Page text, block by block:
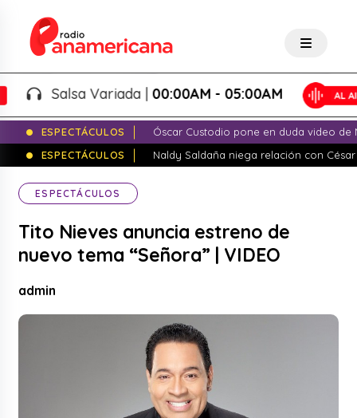
Salsa Variada |00:00AM - 05:00AM
ESPECTÁCULOS
Óscar Custodio pone en duda video de
ESPECTÁCULOS
Naldy Saldaña niega relación con
ESPECTÁCULOS
Tito Nieves anuncia estreno de
nuevo tema “Señora” | VIDEO
admin